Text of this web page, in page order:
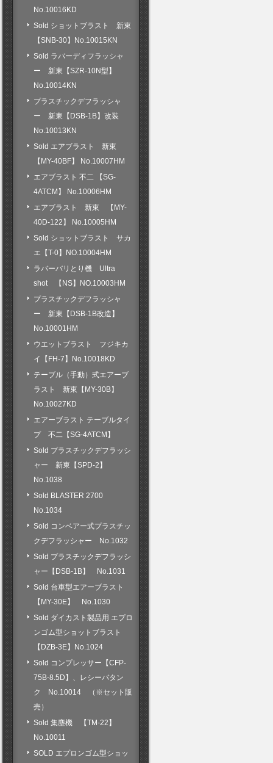
No.10016KD
Sold ショットブラスト 新東
【SNB-30】No.10015KN
Sold ラバーディフラッシャ
ー 新東【SZR-10N型】
No.10014KN
プラスチックデフラッシャ
ー 新東【DSB-1B】改装
No.10013KN
Sold エアブラスト 新東
【MY-40BF】 No.10007HM
エアブラスト 不二 【SG-
4ATCM】 No.10006HM
エアブラスト 新東 【MY-
40D-122】 No.10005HM
Sold ショットブラスト サカ
エ【T-0】NO.10004HM
ラバーバリとり機 Ultra
shot 【NS】NO.10003HM
プラスチックデフラッシャ
ー 新東【DSB-1B改造】
No.10001HM
ウエットブラスト フジキカ
イ【FH-7】No.10018KD
テーブル（手動）式エアーブ
ラスト 新東【MY-30B】
No.10027KD
エアーブラスト テーブルタイ
プ 不二【SG-4ATCM】
Sold プラスチックデフラッシ
ャー 新東【SPD-2】
No.1038
Sold BLASTER 2700
No.1034
Sold コンベアー式プラスチッ
クデフラッシャー No.1032
Sold プラスチックデフラッシ
ャー【DSB-1B】 No.1031
Sold 台車型エアーブラスト
【MY-30E】 No.1030
Sold ダイカスト製品用 エプロ
ンゴム型ショットブラスト
【DZB-3E】No.1024
Sold コンプレッサー【CFP-
75B-8.5D】、レシーバタン
ク No.10014 （※セット販
売）
Sold 集塵機 【TM-22】
No.10011
SOLD エプロンゴム型ショッ